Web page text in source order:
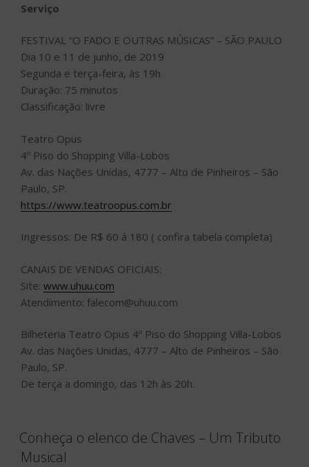
Serviço
FESTIVAL “O FADO E OUTRAS MÚSICAS” – SÃO PAULO
Dia 10 e 11 de junho, de 2019
Segunda e terça-feira, às 19h
Duração: 75 minutos
Classificação: livre
Teatro Opus
4º Piso do Shopping Villa-Lobos
Av. das Nações Unidas, 4777 – Alto de Pinheiros – São
Paulo, SP.
https://www.teatroopus.com.br
Ingressos: De R$ 60 à 180 ( confira tabela completa)
CANAIS DE VENDAS OFICIAIS:
Site: www.uhuu.com
Atendimento: falecom@uhuu.com
Bilheteria Teatro Opus 4º Piso do Shopping Villa-Lobos
Av. das Nações Unidas, 4777 – Alto de Pinheiros – São
Paulo, SP.
De terça a domingo, das 12h às 20h.
Conheça o elenco de Chaves – Um Tributo
Musical